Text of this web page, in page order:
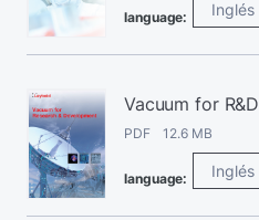
language:
Vacuum for R&D
PDF 12.6 MB
language: